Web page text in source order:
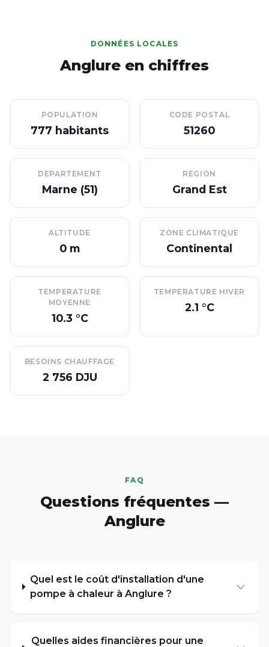
DONNÉES LOCALES
Anglure en chiffres
POPULATION
777 habitants
CODE POSTAL
51260
DEPARTEMENT
Marne (51)
REGION
Grand Est
ALTITUDE
0 m
ZONE CLIMATIQUE
Continental
TEMPERATURE
MOYENNE
10.3 °C
TEMPERATURE HIVER
2.1 °C
BESOINS CHAUFFAGE
2 756 DJU
FAQ
Questions fréquentes —
Anglure
Quel est le coût d'installation d'une
pompe à chaleur à Anglure ?
Quelles aides financières pour une